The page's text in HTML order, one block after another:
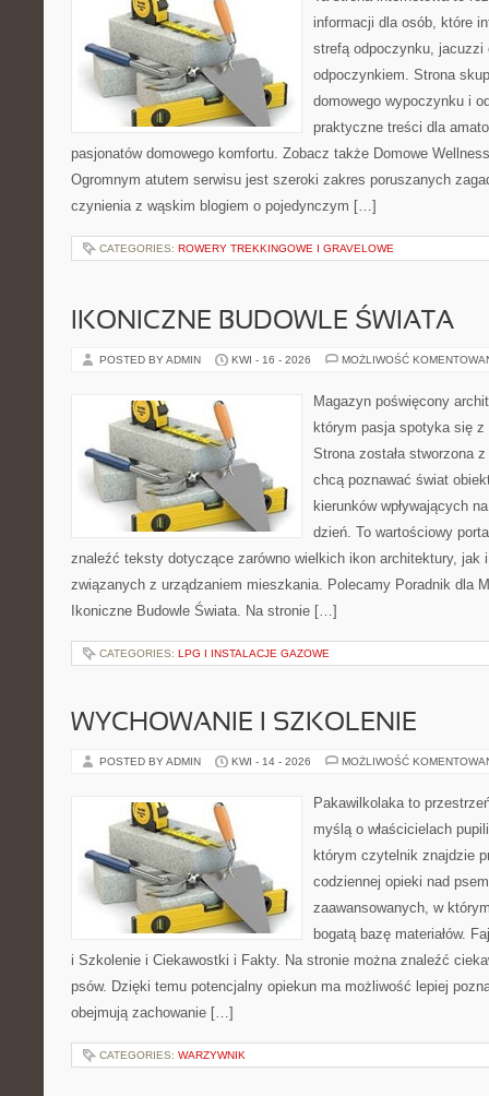
informacji dla osób, które
strefą odpoczynku, jacuzzi
odpoczynkiem. Strona
domowego wypoczynku i
praktyczne treści dla
pasjonatów domowego komfortu. Zobacz także Domowe
Ogromnym atutem serwisu jest szeroki zakres poruszanych
czynienia z wąskim blogiem o pojedynczym […]
CATEGORIES: ROWERY TREKKINGOWE I GRAVELOWE
IKONICZNE BUDOWLE ŚWIATA
POSTED BY ADMIN KWI - 16 - 2026 MOŻLIWOŚĆ
Magazyn poświęcony
którym pasja spotyka się
Strona została stworzona
chcą poznawać świat
kierunków wpływających
dzień. To wartościowy
znaleźć teksty dotyczące zarówno wielkich ikon architektury, jak
związanych z urządzaniem mieszkania. Polecamy Poradnik dla
Ikoniczne Budowle Świata. Na stronie […]
CATEGORIES: LPG I INSTALACJE GAZOWE
WYCHOWANIE I SZKOLENIE
POSTED BY ADMIN KWI - 14 - 2026 MOŻLIWOŚĆ
Pakawilkolaka to
myślą o właścicielach
którym czytelnik znajdzie
codziennej opieki nad
zaawansowanych, w
bogatą bazę materiałów.
i Szkolenie i Ciekawostki i Fakty. Na stronie można znaleźć
psów. Dzięki temu potencjalny opiekun ma możliwość lepiej
obejmują zachowanie […]
CATEGORIES: WARZYWNIK